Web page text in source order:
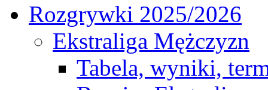
Rozgrywki 2025/2026
Ekstraliga Mężczyzn
Tabela, wyniki,